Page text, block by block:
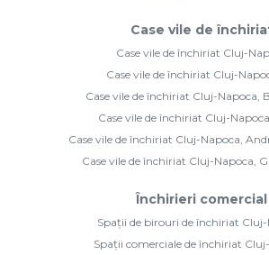
Case vile de
Case vile de închiriat Cluj-
Case vile de închiriat Cluj-
Case vile de închiriat Cluj-Napoca,
Case vile de închiriat Cluj-
Case vile de închiriat Cluj-Napoca,
Case vile de închiriat Cluj-Napoca,
Închirieri comercial
Spații de birouri de închiriat Cluj-
Spații comerciale de închiriat